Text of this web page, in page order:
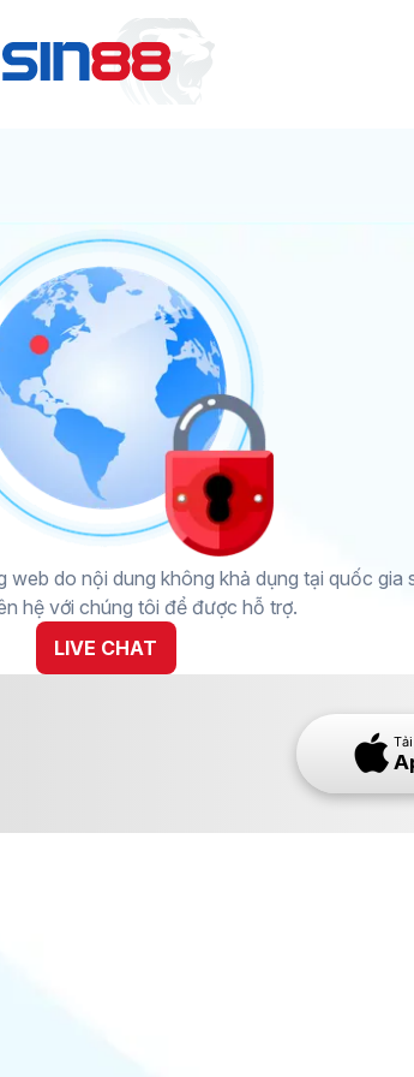
do nội dung không khả dụng tại quốc gia
hệ với chúng tôi để được hỗ trợ.
LIVE CHAT